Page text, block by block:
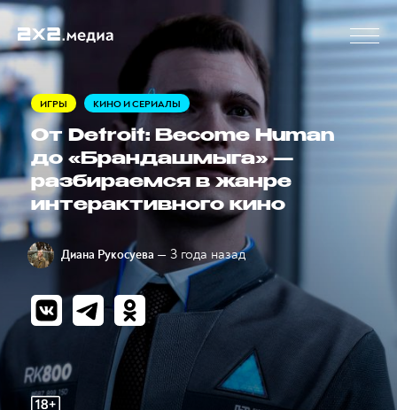
ИГРЫ КИНО И СЕРИАЛЫ
От Detroit: Become Human
до «Брандашмыга» —
разбираемся в жанре
интерактивного кино
Диана Рукосуева — 3 года назад